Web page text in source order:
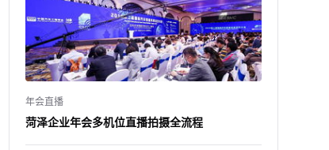
年会直播
菏泽企业年会多机位直播拍摄全流程